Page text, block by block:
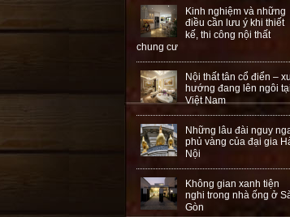
Kinh nghiệm và những
điều cần lưu ý khi thiết
kế, thi công nội thất
chung cư
Nội thất tân cổ điển –
hướng đang lên ngôi
Việt Nam
Những lâu đài nguy
phủ vàng của đại gia
Nội
Không gian xanh tiện
nghi trong nhà ống ở
Gòn